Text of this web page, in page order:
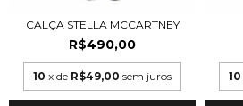
CALÇA STELLA MCCARTNEY
R$490,00
10 x de R$49,00 sem juros 10